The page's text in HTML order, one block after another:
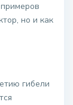
но и как
гибели